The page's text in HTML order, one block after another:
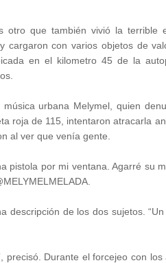
otro que también vivió la
cargaron con varios objetos de
en el kilometro 45 de la
urbana Melymel, quien
roja de 115, intentaron atracarla
al ver que venía gente.
pistola por mi ventana. Agarré su
descripción de los dos sujetos.
precisó. Durante el forcejeo con